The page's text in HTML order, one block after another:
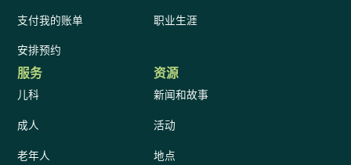
支付我的账单
安排预约
职业生涯
服务
儿科
成人
老年人
资源
新闻和故事
活动
地点